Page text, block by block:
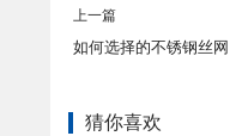
上一篇
如何选择的不锈钢丝网
猜你喜欢